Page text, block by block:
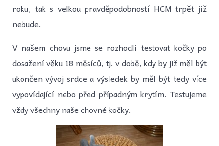
roku, tak s velkou pravděpodobností HCM trpět již
nebude.
V našem chovu jsme se rozhodli testovat kočky po
dosažení věku 18 měsíců, tj. v době, kdy by již měl být
ukončen vývoj srdce a výsledek by měl být tedy více
vypovídající nebo před případným krytím. Testujeme
vždy všechny naše chovné kočky.